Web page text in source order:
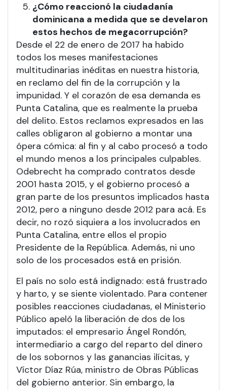
¿Cómo reaccionó la ciudadanía
dominicana a medida que se develaron
estos hechos de megacorrupción?
Desde el 22 de enero de 2017 ha habido
todos los meses manifestaciones
multitudinarias inéditas en nuestra historia,
en reclamo del fin de la corrupción y la
impunidad. Y el corazón de esa demanda es
Punta Catalina, que es realmente la prueba
del delito. Estos reclamos expresados en las
calles obligaron al gobierno a montar una
ópera cómica: al fin y al cabo procesó a todo
el mundo menos a los principales culpables.
Odebrecht ha comprado contratos desde
2001 hasta 2015, y el gobierno procesó a
gran parte de los presuntos implicados hasta
2012, pero a ninguno desde 2012 para acá. Es
decir, no rozó siquiera a los involucrados en
Punta Catalina, entre ellos el propio
Presidente de la República. Además, ni uno
solo de los procesados está en prisión.
El país no solo está indignado: está frustrado
y harto, y se siente violentado. Para contener
posibles reacciones ciudadanas, el Ministerio
Público apeló la liberación de dos de los
imputados: el empresario Ángel Rondón,
intermediario a cargo del reparto del dinero
de los sobornos y las ganancias ilícitas, y
Víctor Díaz Rúa, ministro de Obras Públicas
del gobierno anterior. Sin embargo, la